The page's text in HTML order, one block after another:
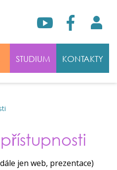
STUDIUM KONTAKTY
jen web, prezentace)